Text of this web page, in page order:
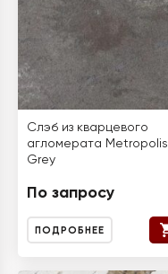
Слэб из кварцевого
агломерата Metropolis
Grey
По запросу
ПОДРОБНЕЕ